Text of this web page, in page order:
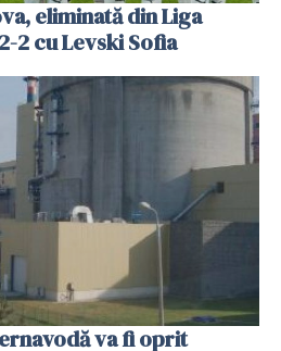
eliminată din Liga
2 cu Levski Sofia
va fi oprit